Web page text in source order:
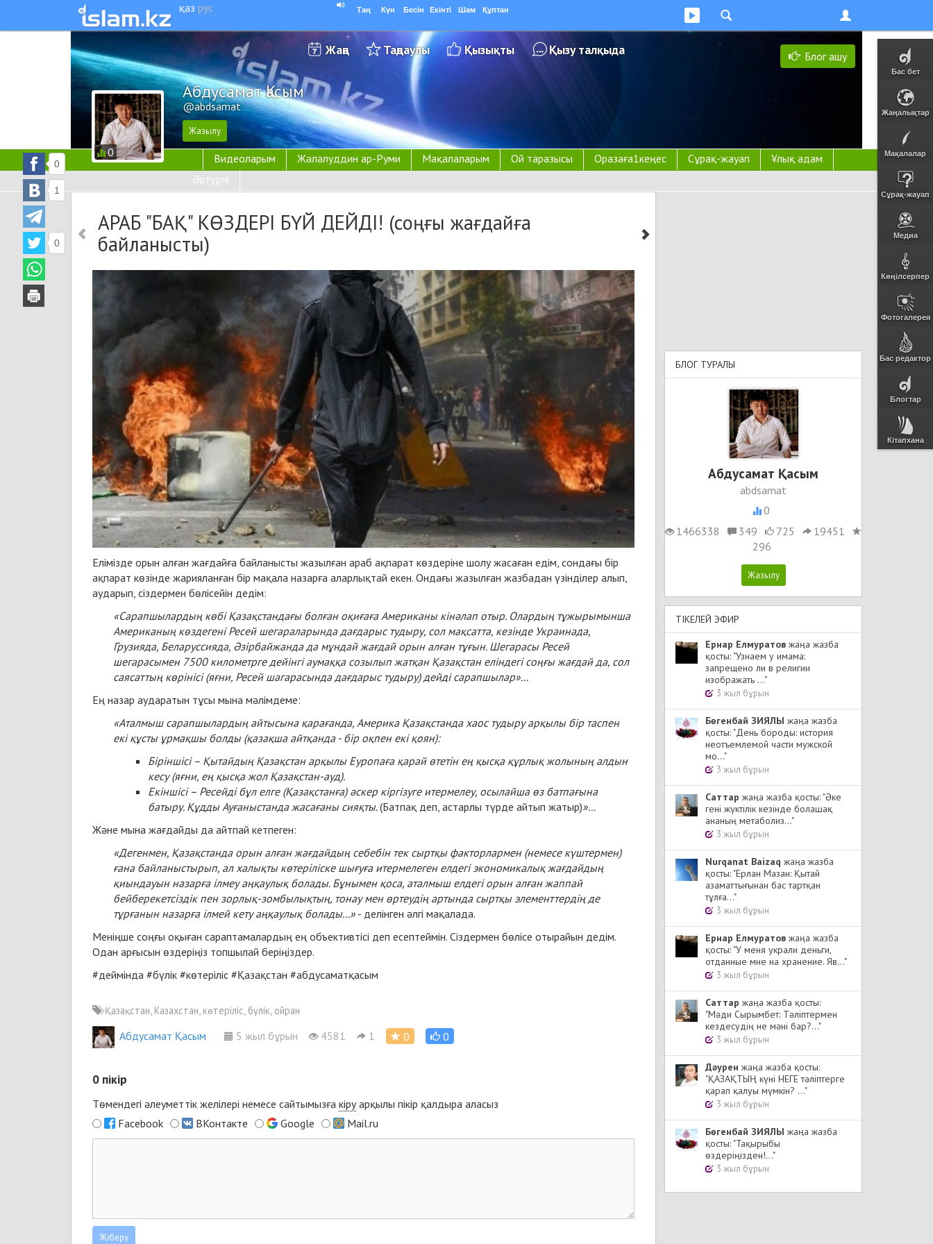
қаз рус Таң Күн Бесін Екінті Шам Құптан
Бас бет
Жаңалықтар
Мақалалар
Сұрақ-жауап
Медиа
Көңілсерпер
Фотогалерея
Бас редактор
Блогтар
Кітапхана
Блог ашу
Жаңа Таңдаулы Қызықты Қызу талқыда
0
Абдусамат Қасым
@abdsamat
Видеоларым Жәләлуддин ар-Руми Мақалаларым Ой таразысы Оразаға1кеңес Сұрақ-жауап
Ұлық адам
Әртүрлі
АРАБ "БАҚ" КӨЗДЕРІ БҮЙ ДЕЙДІ! (соңғы жағдайға
байланысты)
0
1
0
Елімізде орын алған жағдайға байланысты жазылған араб ақпарат көздеріне шолу жасаған едім, сондағы бір
ақпарат көзінде жарияланған бір мақала назарға аларлықтай екен. Ондағы жазылған жазбадан үзінділер алып,
аударып, сіздермен бөлісейін дедім:
«Сарапшылардың көбі Қазақстандағы болған оқиғаға Американы кінәлап отыр. Олардың тұжырымынша
Американың көздегені Ресей шегараларында дағдарыс тудыру, сол мақсатта, кезінде Украинада,
Грузияда, Беларуссияда, Әзірбайжанда да мұндай жағдай орын алған тұғын. Шегарасы Ресей
шегарасымен 7500 километрге дейінгі аумаққа созылып жатқан Қазақстан еліндегі соңғы жағдай да, сол
саясаттың көрінісі (яғни, Ресей шагарасында дағдарыс тудыру) дейді сарапшылар»...
Ең назар аударатын тұсы мына мәлімдеме:
«Аталмыш сарапшылардың айтысына қарағанда, Америка Қазақстанда хаос тудыру арқылы бір таспен
екі құсты ұрмақшы болды (қазақша айтқанда - бір оқпен екі қоян):
Біріншісі – Қытайдың Қазақстан арқылы Еуропаға қарай өтетін ең қысқа құрлық жолының алдын
кесу (яғни, ең қысқа жол Қазақстан-ауд).
Екіншісі – Ресейді бұл елге (Қазақстанға) әскер кіргізуге итермелеу, осылайша өз батпағына
батыру. Құдды Ауғаныстанда жасағаны сияқты.(Батпақ деп, астарлы түрде айтып жатыр)»...
Және мына жағдайды да айтпай кетпеген:
«Дегенмен, Қазақстанда орын алған жағдайдың себебін тек сыртқы факторлармен (немесе күштермен)
ғана байланыстырып, ал халықты көтеріліске шығуға итермелеген елдегі экономикалық жағдайдың
қиындауын назарға ілмеу аңқаулық болады. Бұнымен қоса, аталмыш елдегі орын алған жаппай
бейберекетсіздік пен зорлық-зомбылықтың, тонау мен өртеудің артында сыртқы элементтердің де
тұрғанын назарға ілмей кету аңқаулық болады...» - делінген әлгі мақалада.
Меніңше соңғы оқыған сараптамалардың ең объективтісі деп есептеймін. Сіздермен бөлісе отырайын дедім.
Одан арғысын өздеріңіз топшылай беріңіздер.
#деймінда #бүлік #көтеріліс #Қазақстан #абдусаматқасым
Қазақстан, Казахстан, көтеріліс, бүлік, ойран
Абдусамат Қасым 5 жыл бұрын 4581 1 0 0
0 пікір
Төмендегі әлеуметтік желілері немесе сайтымызға кіруарқылы пікір қалдыра аласыз
Facebook
ВКонтакте Google Mail.ru
БЛОГ ТУРАЛЫ
Абдусамат Қасым
abdsamat
0
1466338
349 725
19451
296
ТІКЕЛЕЙ ЭФИР
Ернар Елмуратов жаңа жазба
қосты: "Узнаем у имама:
запрещено ли в религии
изображать ..."
3 жыл бұрын
Бөгенбай ЗИЯЛЫ жаңа жазба
қосты: "День бороды: история
неотъемлемой части мужской
мо..."
3 жыл бұрын
Cаттар жаңа жазба қосты: "Әке
гені жүктілік кезінде болашақ
ананың метаболиз..."
3 жыл бұрын
Nurqanat Baizaq жаңа жазба
қосты: "Ерлан Мазан: Қытай
азаматтығынан бас тартқан
тұлға..."
3 жыл бұрын
Ернар Елмуратов жаңа жазба
қосты: "У меня украли деньги,
отданные мне на хранение. Яв..."
3 жыл бұрын
Cаттар жаңа жазба қосты:
"Мәди Сырымбет: Тәліптермен
кездесудің не мәні бар?..."
3 жыл бұрын
Дәурен жаңа жазба қосты:
"ҚАЗАҚТЫҢ күні НЕГЕ тәліптерге
қарап қалуы мүмкін? ..."
3 жыл бұрын
Бөгенбай ЗИЯЛЫ жаңа жазба
қосты: "Тақырыбы
өздеріңізден!..."
3 жыл бұрын